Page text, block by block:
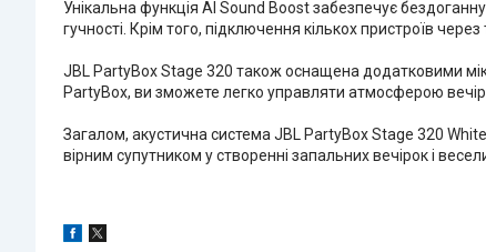
Унікальна функція AI Sound Boost забезпечує
гучності. Крім того, підключення кількох пристроїв
JBL PartyBox Stage 320 також оснащена додатковими
PartyBox, ви зможете легко управляти атмосферою
Загалом, акустична система JBL PartyBox Stage 320
вірним супутником у створенні запальних вечірок і